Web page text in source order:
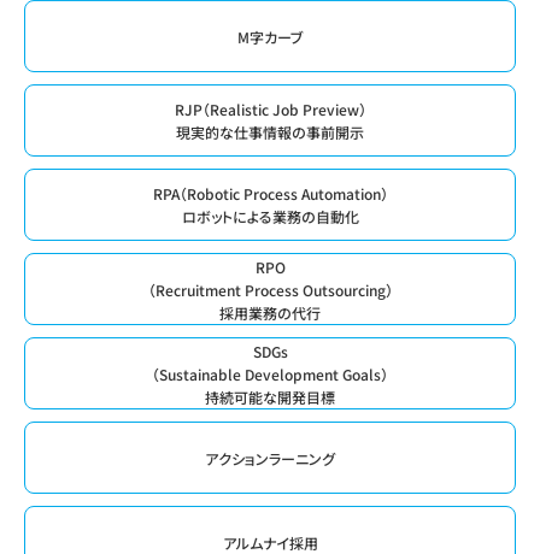
M字カーブ
RJP（Realistic Job Preview）
現実的な仕事情報の事前開示
RPA（Robotic Process Automation）
ロボットによる業務の自動化
RPO
（Recruitment Process Outsourcing）
採用業務の代行
SDGs
（Sustainable Development Goals）
持続可能な開発目標
アクションラーニング
アルムナイ採用